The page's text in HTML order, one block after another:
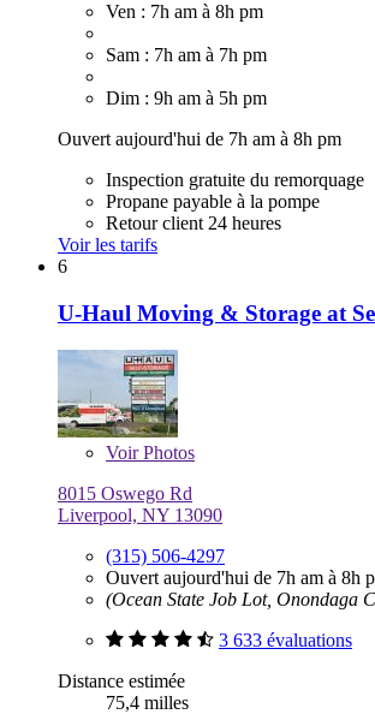
Ven : 7h am à 8h pm
Sam : 7h am à 7h pm
Dim : 9h am à 5h pm
Ouvert aujourd'hui de 7h am à 8h pm
Inspection gratuite du remorquage
Propane payable à la pompe
Retour client 24 heures
Voir les tarifs
6
U-Haul Moving & Storage at
VoirPhotos
8015 Oswego Rd
Liverpool, NY 13090
(315) 506-4297
Ouvert aujourd'hui de 7h am à 8h
(Ocean State Job Lot, Onondaga
3 633 évaluations
Distance estimée
75,4 milles